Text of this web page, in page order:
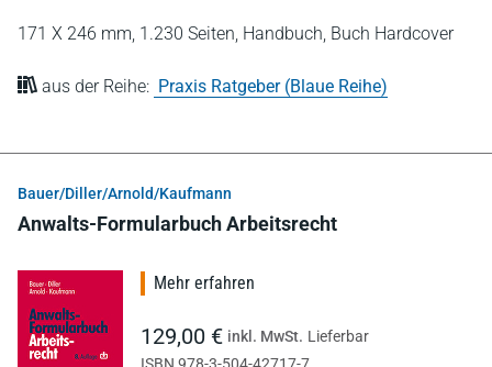
171 X 246 mm, 1.230 Seiten, Handbuch, Buch Hardcover
aus der Reihe: Praxis Ratgeber (Blaue Reihe)
Bauer/Diller/Arnold/Kaufmann
Anwalts-Formularbuch Arbeitsrecht
Mehr erfahren
129,00 € inkl. MwSt. Lieferbar